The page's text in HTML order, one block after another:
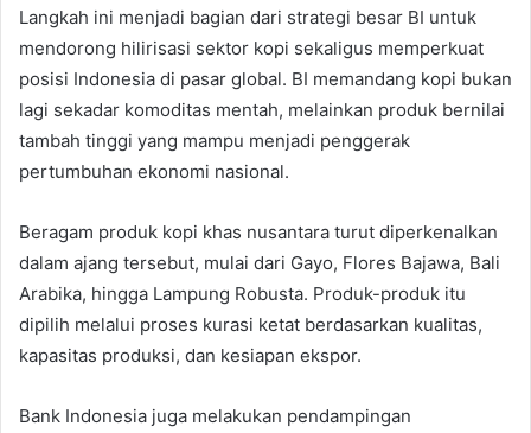
Langkah ini menjadi bagian dari strategi besar BI untuk
mendorong hilirisasi sektor kopi sekaligus memperkuat
posisi Indonesia di pasar global. BI memandang kopi bukan
lagi sekadar komoditas mentah, melainkan produk bernilai
tambah tinggi yang mampu menjadi penggerak
pertumbuhan ekonomi nasional.
Beragam produk kopi khas nusantara turut diperkenalkan
dalam ajang tersebut, mulai dari Gayo, Flores Bajawa, Bali
Arabika, hingga Lampung Robusta. Produk-produk itu
dipilih melalui proses kurasi ketat berdasarkan kualitas,
kapasitas produksi, dan kesiapan ekspor.
Bank Indonesia juga melakukan pendampingan